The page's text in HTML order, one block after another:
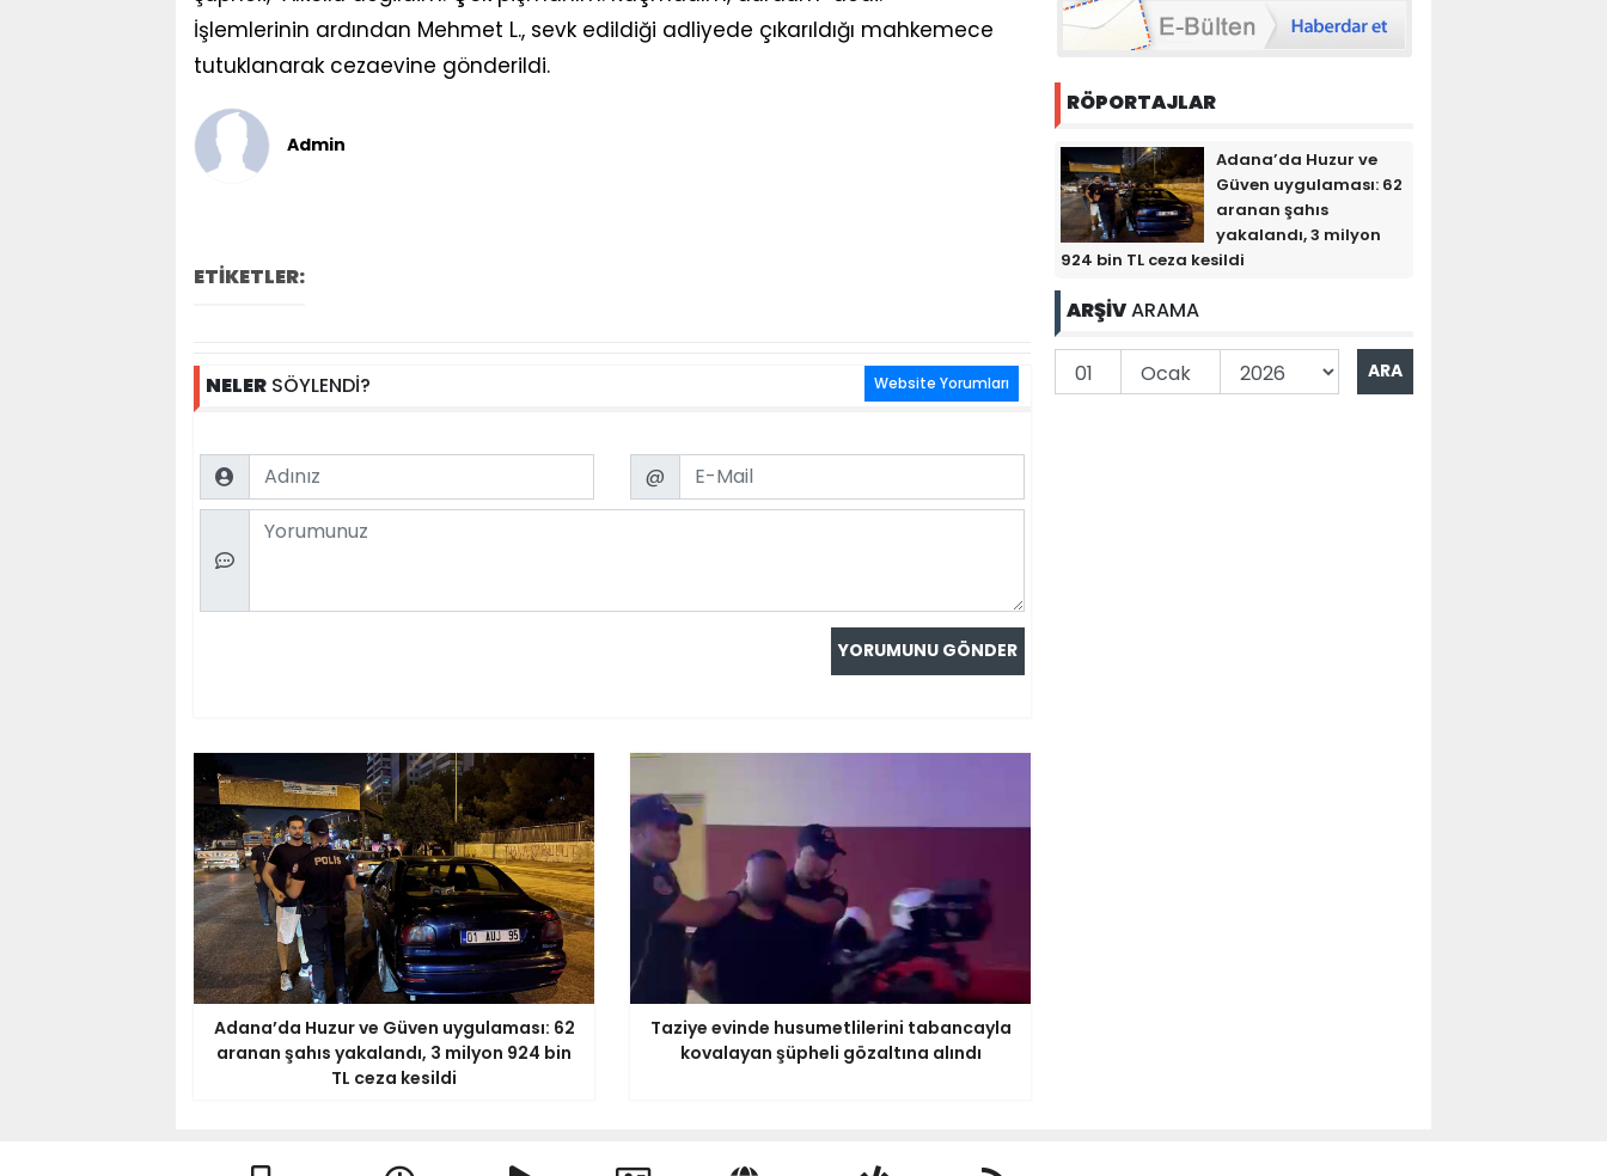
İşlemlerinin ardından Mehmet L., sevk edildiği adliyede çıkarıldığı mahkemece
tutuklanarak cezaevine gönderildi.
Admin
ETİKETLER:
NELER SÖYLENDİ? Website Yorumları
Name Email
@
Comment
Adana’da Huzur ve Güven uygulaması: 62
aranan şahıs yakalandı, 3 milyon 924 bin
TL ceza kesildi
Taziye evinde husumetlilerini tabancayla
kovalayan şüpheli gözaltına alındı
RÖPORTAJLAR
Adana’da Huzur ve
Güven uygulaması: 62
aranan şahıs
yakalandı, 3 milyon
924 bin TL ceza kesildi
ARŞİVARAMA